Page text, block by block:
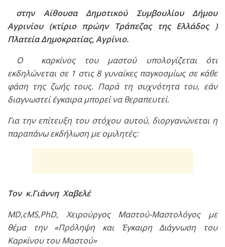
στην Αίθουσα Δημοτικού Συμβουλίου Δήμου
Αγρινίου (κτίριο πρώην Τράπεζας της Ελλάδος )
Πλατεία Δημοκρατίας, Αγρίνιο.
Ο καρκίνος του μαστού υπολογίζεται ότι
εκδηλώνεται σε 1 στις 8 γυναίκες παγκοσμίως σε κάθε
φάση της ζωής τους. Παρά τη συχνότητα του, εάν
διαγνωστεί έγκαιρα μπορεί να θεραπευτεί.
Για την επίτευξη του στόχου αυτού, διοργανώνεται η
παραπάνω εκδήλωση με ομιλητές:
Τον κ.Γιάννη Χαβελέ
MD,cMS,PhD, Χειρούργος Μαστού-Μαστολόγος με
θέμα την «Πρόληψη και Έγκαιρη Διάγνωση του
Καρκίνου του Μαστού»